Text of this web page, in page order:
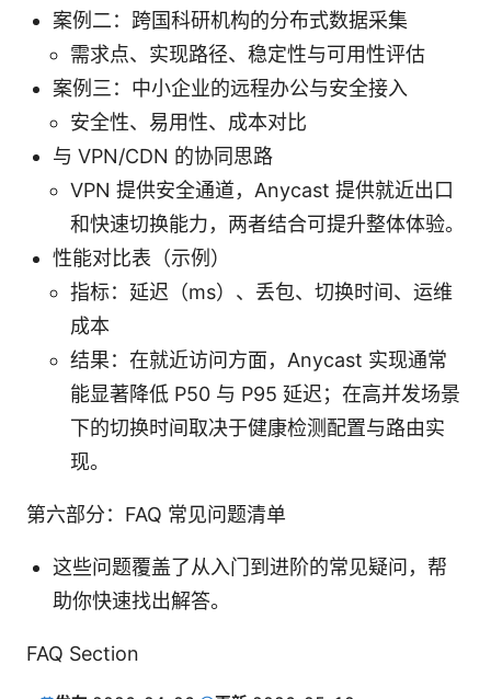
案例二：跨国科研机构的分布式数据采集
需求点、实现路径、稳定性与可用性评估
案例三：中小企业的远程办公与安全接入
安全性、易用性、成本对比
与 VPN/CDN 的协同思路
VPN 提供安全通道，Anycast 提供就近出口
和快速切换能力，两者结合可提升整体体验。
性能对比表（示例）
指标：延迟（ms）、丢包、切换时间、运维
成本
结果：在就近访问方面，Anycast 实现通常
能显著降低 P50 与 P95 延迟；在高并发场景
下的切换时间取决于健康检测配置与路由实
现。
第六部分：FAQ 常见问题清单
这些问题覆盖了从入门到进阶的常见疑问，帮
助你快速找出解答。
FAQ Section